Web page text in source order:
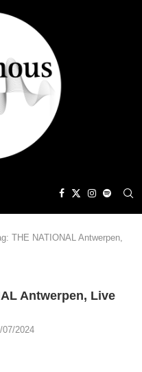
THE NATIONAL Antwerpen,
Antwerpen, Live
07/2024